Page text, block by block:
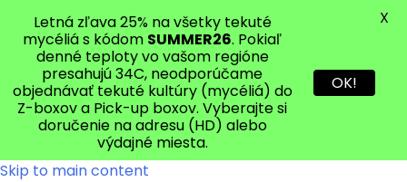
Skip to main content
Letná zľava 25% na všetky tekuté
mycéliá s kódom SUMMER26. Pokiaľ
denné teploty vo vašom regióne
presahujú 34C, neodporúčame
objednávať tekuté kultúry (mycéliá) do
Z-boxov a Pick-up boxov. Vyberajte si
doručenie na adresu (HD) alebo
výdajné miesta.
OK!
X